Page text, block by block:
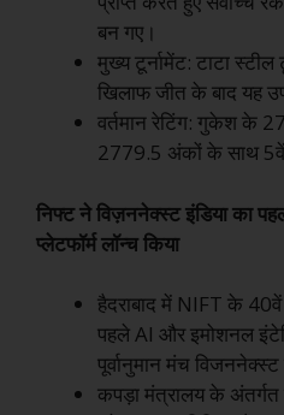
बन गए।
मुख्य टूर्नामेंट: टाटा
खिलाफ जीत के बाद यह
वर्तमान रेटिंग: गुकेश के
2779.5 अंकों के साथ 5वें
निफ्ट ने विज़ननेक्स्ट इंडिया का
प्लेटफॉर्म लॉन्च किया
हैदराबाद में NIFT के
पहले AI और इमोशनल
पूर्वानुमान मंच
कपड़ा मंत्रालय के अंतर्गत